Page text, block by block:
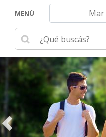
MENÚ Navegar
Ingrese su búsqueda